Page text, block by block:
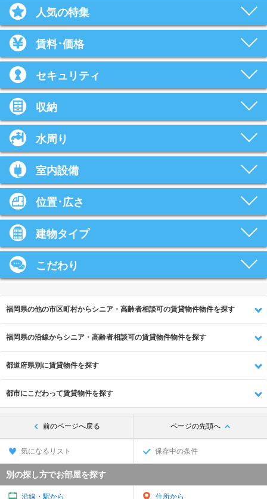
人気の特集
賃料･価格
セキュリティ
収納
水周り
室内設備
位置･広さ
建物タイプ
こだわり
福岡県の他の市区町村からシニア・高齢者相談可の賃貸物件物件を探す
福岡県の沿線からシニア・高齢者相談可の賃貸物件物件を探す
都道府県別に賃貸物件を探す
都市にこだわって賃貸物件を探す
前のページへ戻る ページの先頭へ
気になるリスト 保存中の条件
別の探し方でお部屋を探す
沿線・駅から 住所から